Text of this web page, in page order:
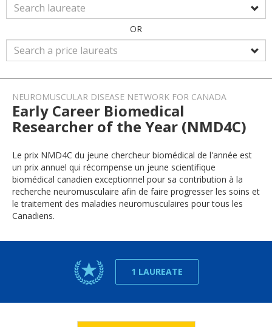
OR
NEUROMUSCULAR DISEASE NETWORK FOR CANADA
Early Career Biomedical
Researcher of the Year (NMD4C)
Le prix NMD4C du jeune chercheur biomédical de l'année est
un prix annuel qui récompense un jeune scientifique
biomédical canadien exceptionnel pour sa contribution à la
recherche neuromusculaire afin de faire progresser les soins et
le traitement des maladies neuromusculaires pour tous les
Canadiens.
1 LAUREATE